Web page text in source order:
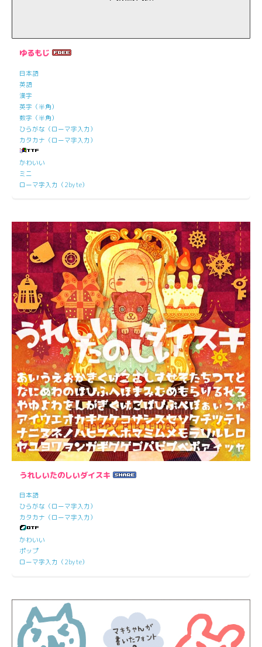
ゆるもじ
日本語
英語
漢字
英字（半角）
数字（半角）
ひらがな（ローマ字入力）
カタカナ（ローマ字入力）
かわいい
ミニ
ローマ字入力（2byte）
うれしいたのしいダイスキ
日本語
ひらがな（ローマ字入力）
カタカナ（ローマ字入力）
かわいい
ポップ
ローマ字入力（2byte）